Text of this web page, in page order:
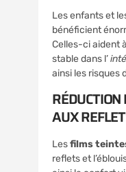
Les enfants et
bénéficient
Celles-ci aident
stable dans l’
ainsi les risques
RÉDUCTION
AUX
Lesfilms
reflets et